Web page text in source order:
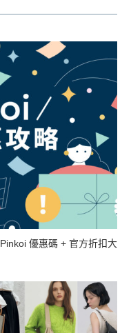
優惠碼 + 官方折扣大